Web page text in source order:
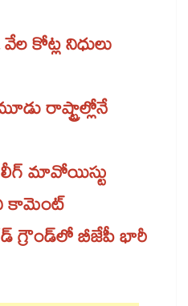
కోట్ల నిధులు
రాష్ట్రాల్లోనే
లీగ్ మావోయిస్టు
కామెంట్​
గ్రౌండ్‌‌‌‌లో బీజేపీ భారీ